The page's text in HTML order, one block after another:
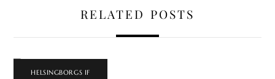
RELATED POSTS
HELSINGBORGS IF